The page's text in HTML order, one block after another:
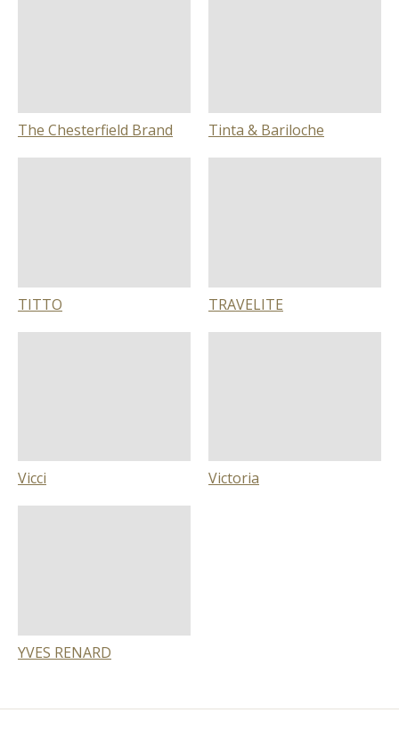
The Chesterfield Brand Tinta & Bariloche
TITTO TRAVELITE
Vicci Victoria
YVES RENARD